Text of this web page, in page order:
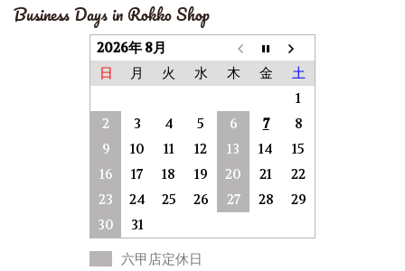
Business Days in Rokko Shop
2026年 8月
日 月 火 水 木 金 土
1
2
3 4 5 6 7
8
9
10 11 12 13 14
15
16
17 18 19 20 21
22
23
24 25 26 27 28
29
30
31
六甲店定休日